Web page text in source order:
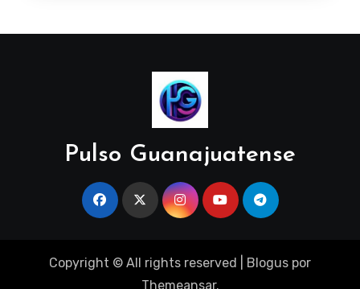
Pulso Guanajuatense
Copyright © All rights reserved Blogus por
Themeansar.